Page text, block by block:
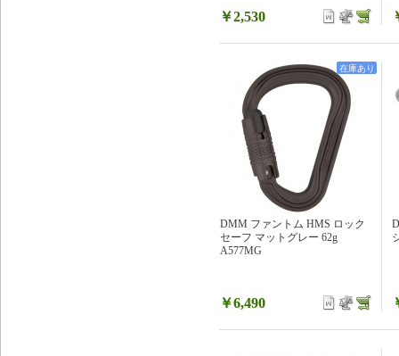
￥2,530
DMM ファントム HMS ロック
セーフ マットグレー 62g
A577MG
￥6,490
在庫あり